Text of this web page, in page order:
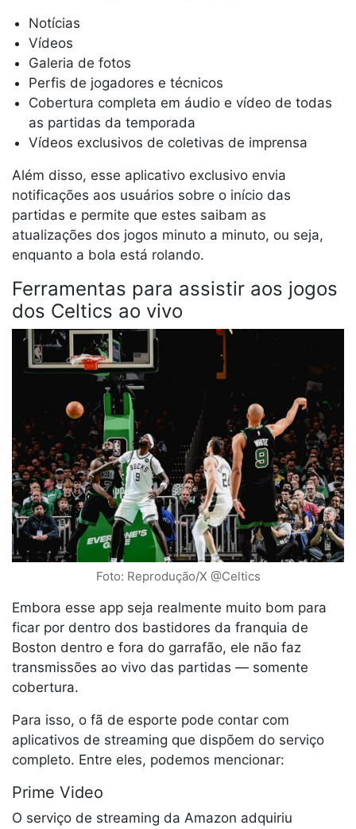
Notícias
Vídeos
Galeria de fotos
Perfis de jogadores e técnicos
Cobertura completa em áudio e vídeo de todas
as partidas da temporada
Vídeos exclusivos de coletivas de imprensa
Além disso, esse aplicativo exclusivo envia
notificações aos usuários sobre o início das
partidas e permite que estes saibam as
atualizações dos jogos minuto a minuto, ou seja,
enquanto a bola está rolando.
Ferramentas para assistir aos jogos
dos Celtics ao vivo
Foto: Reprodução/X @Celtics
Embora esse app seja realmente muito bom para
ficar por dentro dos bastidores da franquia de
Boston dentro e fora do garrafão, ele não faz
transmissões ao vivo das partidas — somente
cobertura.
Para isso, o fã de esporte pode contar com
aplicativos de streaming que dispõem do serviço
completo. Entre eles, podemos mencionar:
Prime Video
O serviço de streaming da Amazon adquiriu